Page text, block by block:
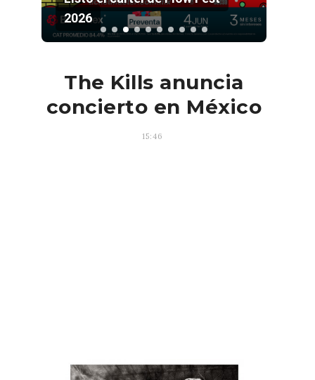
2026
The Kills anuncia
concierto en México
15:46